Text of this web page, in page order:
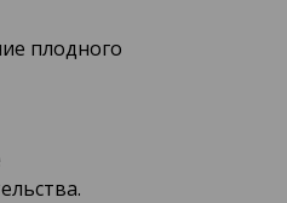
плодного